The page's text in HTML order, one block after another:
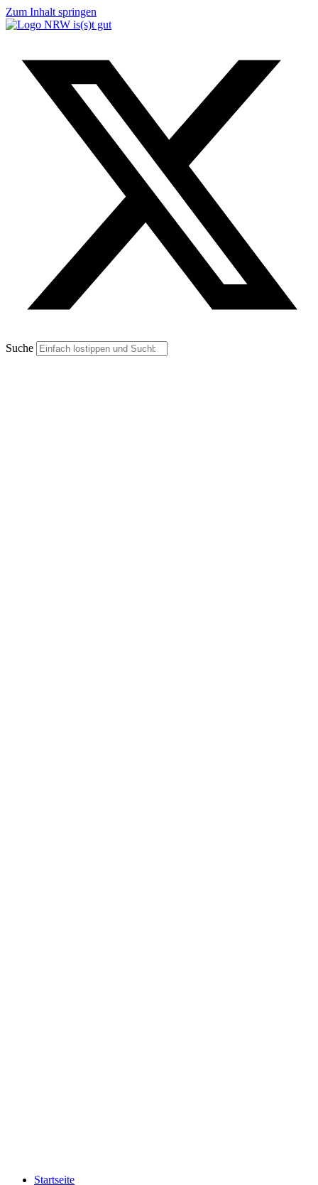
Zum Inhalt springen
Suche
Startseite